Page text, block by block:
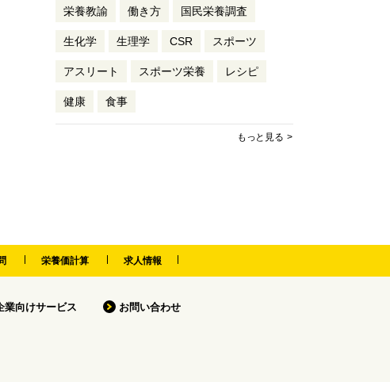
栄養教諭 働き方 国民栄養調査
生化学 生理学 CSR スポーツ
アスリート スポーツ栄養 レシピ
健康 食事
もっと見る
栄養価計算 求人情報
業向けサービス お問い合わせ